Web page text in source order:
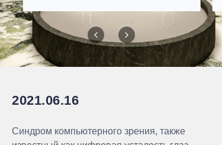
2021.06.16
Синдром компьютерного зрения, также